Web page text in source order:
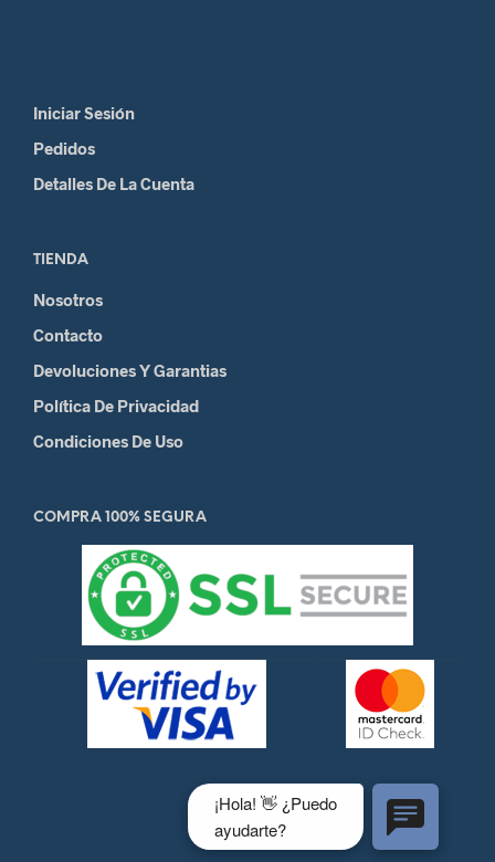
Iniciar Sesión
Pedidos
Detalles De La Cuenta
TIENDA
Nosotros
Contacto
Devoluciones Y Garantias
Política De Privacidad
Condiciones De Uso
COMPRA 100% SEGURA